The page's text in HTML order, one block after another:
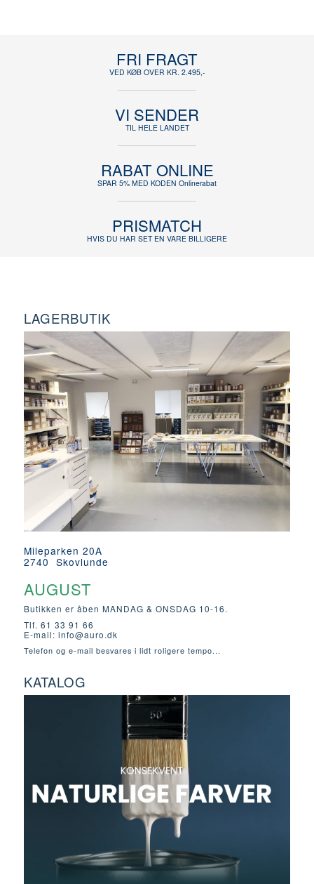
FRI FRAGT
VED KØB OVER KR. 2.495,-
VI SENDER
TIL HELE LANDET
RABAT ONLINE
SPAR 5% MED KODEN Onlinerabat
PRISMATCH
HVIS DU HAR SET EN VARE BILLIGERE
LAGERBUTIK
Mileparken 20A
2740 Skovlunde
AUGUST
Butikken er åben MANDAG & ONSDAG 10-16.
Tlf. 61 33 91 66
E-mail: info@auro.dk
Telefon og e-mail besvares i lidt roligere tempo...
KATALOG